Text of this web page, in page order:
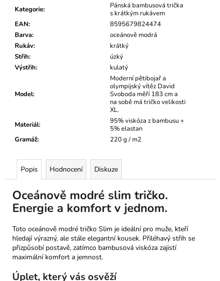
Kategorie:
Pánská bambusová trička
s krátkým rukávem
EAN:
8595679824474
Barva:
oceánově modrá
Rukáv:
krátký
Střih:
úzký
Výstřih: kulatý
Model:
Moderní pětibojař a
olympijský vítěz David
Svoboda měří 183 cm a
na sobě má tričko velikosti
XL.
Materiál:
95% viskóza z bambusu +
5% elastan
Gramáž: 220 g / m2
Popis Hodnocení Diskuze
Oceánově modré slim tričko.
Energie a komfort v jednom.
Toto oceánově modré tričko Slim je ideální pro muže, kteří
hledají výrazný, ale stále elegantní kousek. Přiléhavý střih se
přizpůsobí postavě, zatímco bambusová viskóza zajistí
maximální komfort a jemnost.
Úplet, který vás osvěží